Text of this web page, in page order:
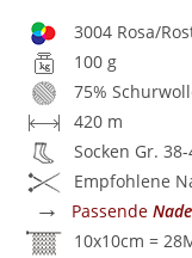
3004 Rosa/
100 g
75%
420 m
Socken Gr.
Empfohlene
→ Passende
10x10cm =